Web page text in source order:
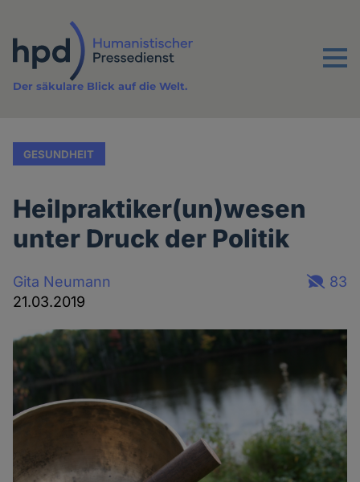
Inhalt
Menu
Der säkulare Blick auf die Welt.
GESUNDHEIT
Heilpraktiker(un)wesen
unter Druck der Politik
Gita Neumann
21.03.2019
83